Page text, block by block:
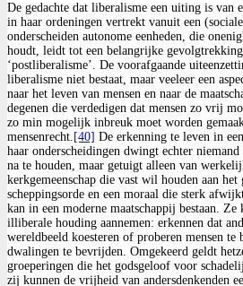
De gedachte dat liberalisme een uiting is van
in haar ordeningen vertrekt vanuit een
onderscheiden autonome eenheden, die
houdt, leidt tot een belangrijke
‘postliberalisme’. De voorafgaande
liberalisme niet bestaat, maar veeleer een
naar het leven van mensen en naar de
degenen die verdedigen dat mensen zo vrij
zo min mogelijk inbreuk moet worden
mensenrecht. [40] De erkenning te leven in
haar onderscheidingen dwingt echter niemand
na te houden, maar getuigt alleen van
kerkgemeenschap die vast wil houden aan
scheppingsorde en een moraal die sterk
kan in een moderne maatschappij bestaan.
illiberale houding aannemen: erkennen dat
wereldbeeld koesteren of proberen mensen te
dwalingen te bevrijden. Omgekeerd geldt
groeperingen die het godsgeloof voor
zij kunnen de vrijheid van andersdenkenden